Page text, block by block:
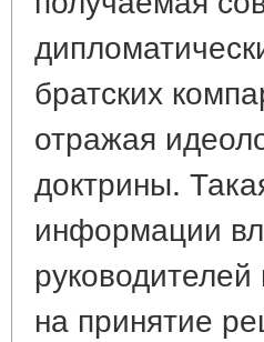
братских
отражая
доктрины.
информации
на принятие